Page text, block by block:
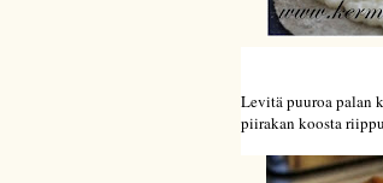
Levitä puuroa palan
piirakan koosta